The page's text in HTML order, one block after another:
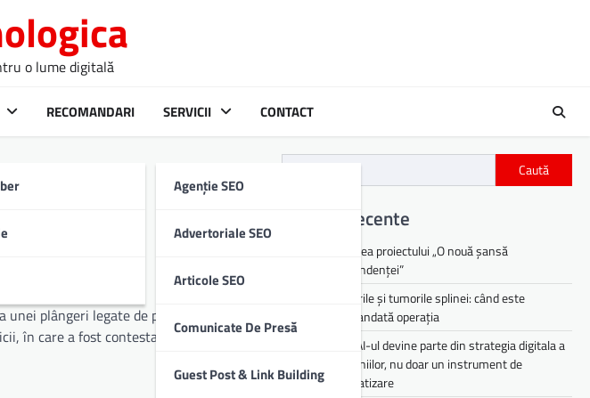
o lume digitală
RECOMANDARI SERVICII
Agenție SEO
Advertoriale SEO
Articole SEO
Comunicate De Presă
Guest Post & Link Building
CONTACT
plângeri legate de prejudecăți ale
în care a fost contestată presupusa
Caută
Articole recente
Lansarea proiectului „O nouă șansă
independenței”
Chisturile și tumorile splinei: când este
recomandată operația
De ce AI-ul devine parte din strategia digitala a
companiilor, nu doar un instrument de
automatizare